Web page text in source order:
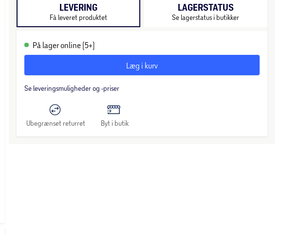
LEVERING
Få leveret produktet
LAGERSTATUS
Se lagerstatus i butikker
På lager online (5+)
Læg i kurv
Se leveringsmuligheder og -priser
Ubegrænset returret Byt i butik